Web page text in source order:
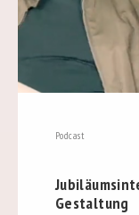
Podcast
Gestaltung